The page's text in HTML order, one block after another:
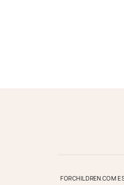
FORCHILDREN.COM